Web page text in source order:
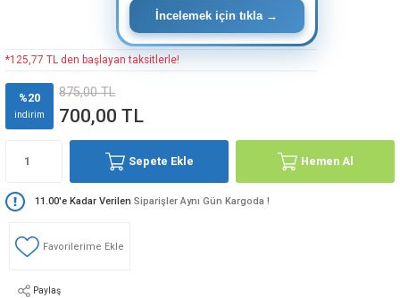
İncelemek için tıkla →
*125,77 TL den başlayan taksitlerle!
%20
indirim
875,00 TL
700,00 TL
Sepete Ekle Hemen Al
11.00'e Kadar Verilen Siparişler Aynı Gün Kargoda !
Paylaş